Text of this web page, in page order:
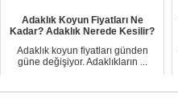
Adaklık Koyun Fiyatları Ne
Kadar? Adaklık Nerede Kesilir?
Adaklık koyun fiyatları günden
güne değişiyor. Adaklıkların ...